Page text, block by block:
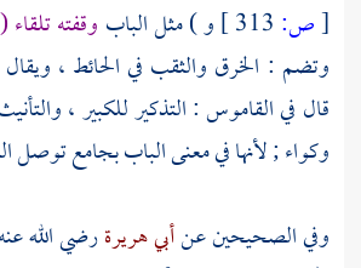
[ص: و ) مثل الباب وقفته
وتضم : الخرق والثقب في الحائط ،
قال في القاموس : التذكير للكبير ،
وكواء ; لأنها في معنى الباب بجامع توصل
وفي الصحيحين عنأبي هريرةرضي الله